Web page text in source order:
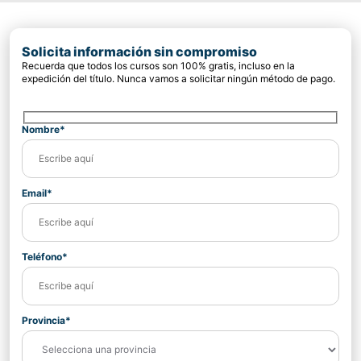
Solicita información sin compromiso
Recuerda que todos los cursos son 100% gratis, incluso en la
expedición del título. Nunca vamos a solicitar ningún método de pago.
Nombre*
Email*
Teléfono*
Provincia*